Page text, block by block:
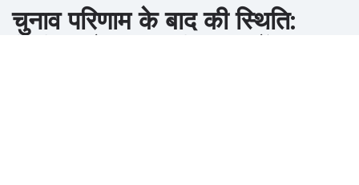
चुनाव परिणाम के बाद की स्थिति: